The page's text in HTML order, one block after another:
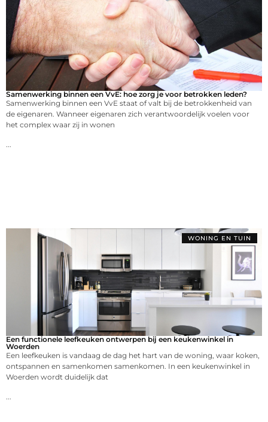
Samenwerking binnen een VvE: hoe zorg je voor betrokken leden?
Samenwerking binnen een VvE staat of valt bij de betrokkenheid van
de eigenaren. Wanneer eigenaren zich verantwoordelijk voelen voor
het complex waar zij in wonen
WONING EN TUIN
Een functionele leefkeuken ontwerpen bij een keukenwinkel in
Woerden
Een leefkeuken is vandaag de dag het hart van de woning, waar koken,
ontspannen en samenkomen samenkomen. In een keukenwinkel in
Woerden wordt duidelijk dat